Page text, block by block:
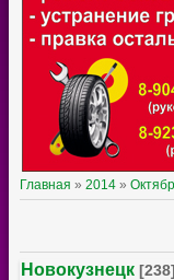
Главная » 2014 »
Новокузнецк [238]